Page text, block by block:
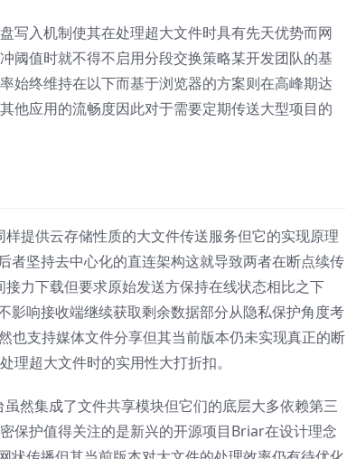
写入机制使其在处理超大文件时具有先天优势而网
阈值时就不得不启用分段交换策略某开发团队的基
始终维持在以下而基于浏览器的方案则在高峰期达
他应用的流畅度因此对于需要定期传送大型项目的
提供云存储性质的大文件传送服务但它的实现原理
坚持去中心化的直连架构这就导致两者在断点续传
力下载但要求原始发送方保持在线状态相比之下
响接收端继续获取剩余数据部分从隐私保护角度考
支持媒体文件分享但其当前版本仍未实现真正的断
理超大文件时的实用性大打折扣。
然集成了文件共享模块但它们的底层大多依赖第三
保护值得关注的是新兴的开源项目Briar在设计理念